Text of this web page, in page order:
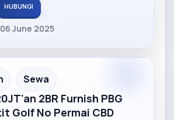
HUBUNGI
June 2025
Sewa
2BR Furnish PBG
Golf No Permai CBD